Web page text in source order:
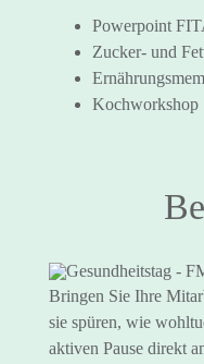
Powerpoint
Zucker- und
Kochworkshop
Bringen Sie Ihre
sie spüren, wie
aktiven Pause direkt